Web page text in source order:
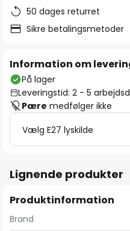
50 dages returret
Sikre betalingsmetoder
Information om
På lager
Leveringstid: 2 - 5
Pære medfølger ikke
Vælg E27 lyskilde
Lignende produkter
Produktinformation
Brand